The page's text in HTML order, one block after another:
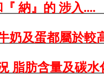
『 納』的 涉入
奶及蛋都屬於較
脂肪含量及碳